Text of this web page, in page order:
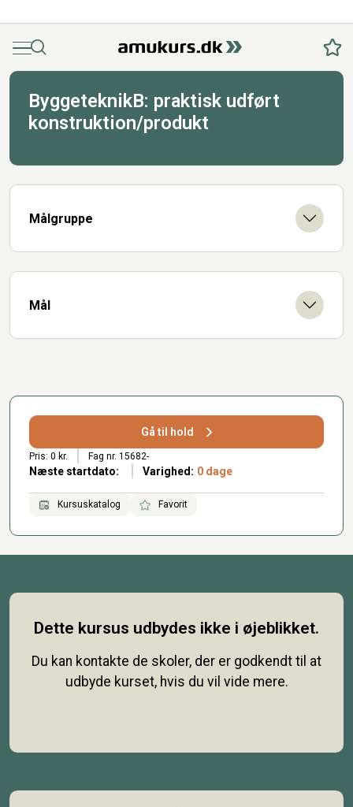
MenuSøg
ByggeteknikB: praktisk udført
konstruktion/produkt
Målgruppe
Mål
Gå til hold
Pris: 0 kr. Fag nr. 15682-
Næste startdato: Varighed: 0 dage
Kursuskatalog Favorit
Dette kursus udbydes ikke i øjeblikket.
Du kan kontakte de skoler, der er godkendt til at
udbyde kurset, hvis du vil vide mere.